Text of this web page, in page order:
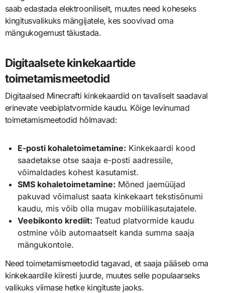
saab edastada elektrooniliselt, muutes need koheseks
kingitusvalikuks mängijatele, kes soovivad oma
mängukogemust täiustada.
Digitaalsete kinkekaartide
toimetamismeetodid
Digitaalsed Minecrafti kinkekaardid on tavaliselt saadaval
erinevate veebiplatvormide kaudu. Kõige levinumad
toimetamismeetodid hõlmavad:
E-posti kohaletoimetamine: Kinkekaardi kood
saadetakse otse saaja e-posti aadressile,
võimaldades kohest kasutamist.
SMS kohaletoimetamine: Mõned jaemüüjad
pakuvad võimalust saata kinkekaart tekstisõnumi
kaudu, mis võib olla mugav mobiilikasutajatele.
Veebikonto krediit: Teatud platvormide kaudu
ostmine võib automaatselt kanda summa saaja
mängukontole.
Need toimetamismeetodid tagavad, et saaja pääseb oma
kinkekaardile kiiresti juurde, muutes selle populaarseks
valikuks viimase hetke kingituste jaoks.